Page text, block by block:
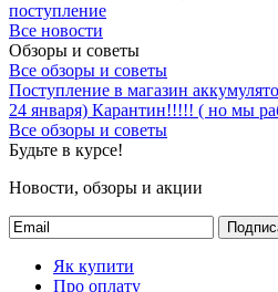
поступление
Все новости
Обзоры и советы
Все обзоры и советы
Поступление в магазин
24 января) Карантин!!!!! ( но мы
Все обзоры и советы
Будьте в курсе!
Новости, обзоры и акции
Як купити
Про оплату